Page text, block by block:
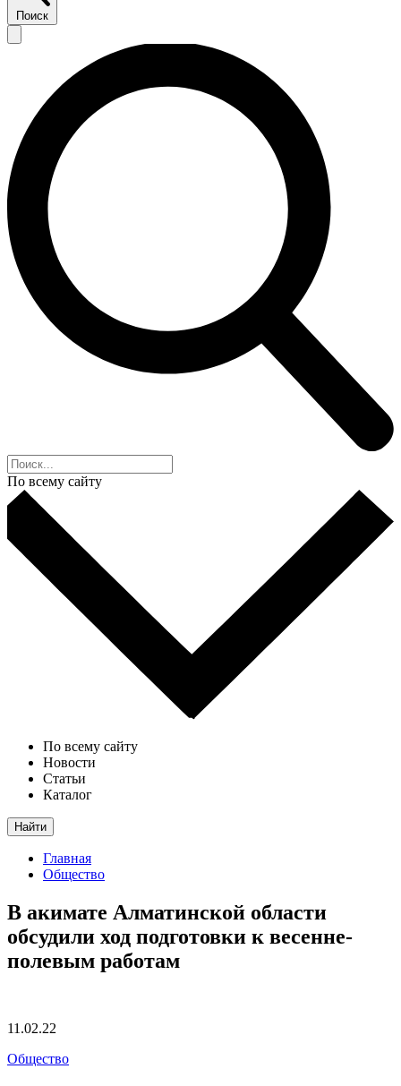
Поиск
По всему сайту
По всему сайту
Новости
Статьи
Каталог
Найти
Главная
Общество
В акимате Алматинской области
обсудили ход подготовки к весенне-
полевым работам
11.02.22
Общество